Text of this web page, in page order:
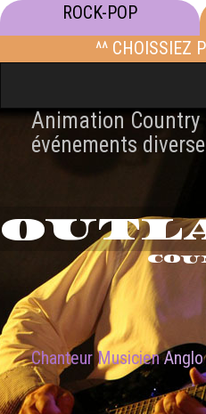
ROCK-POP
^^ CHOISSIEZ
Animation Country
événements
Chanteur Musicien